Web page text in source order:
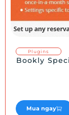
Plugins
Bookly
Mua ngay